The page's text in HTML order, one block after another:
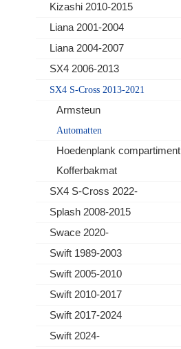
Kizashi 2010-2015
Liana 2001-2004
Liana 2004-2007
SX4 2006-2013
SX4 S-Cross 2013-2021
Armsteun
Automatten
Hoedenplank compartiment
Kofferbakmat
SX4 S-Cross 2022-
Splash 2008-2015
Swace 2020-
Swift 1989-2003
Swift 2005-2010
Swift 2010-2017
Swift 2017-2024
Swift 2024-